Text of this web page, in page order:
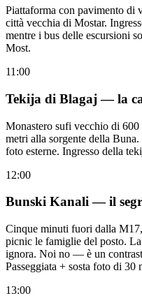
Piattaforma con pavimento di
città vecchia di Mostar.
mentre i bus delle escursioni
Most.
11:00
Tekija di Blagaj — la
Monastero sufi vecchio di
metri alla sorgente della
foto esterne. Ingresso della
12:00
Bunski Kanali — il
Cinque minuti fuori dalla
picnic le famiglie del posto.
ignora. Noi no — è un
Passeggiata + sosta foto di 30
13:00